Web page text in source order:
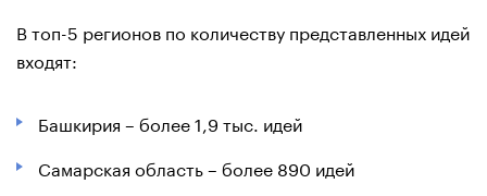
В топ-5 регионов по количеству представленных идей
входят:
Башкирия – более 1,9 тыс. идей
Самарская область – более 890 идей